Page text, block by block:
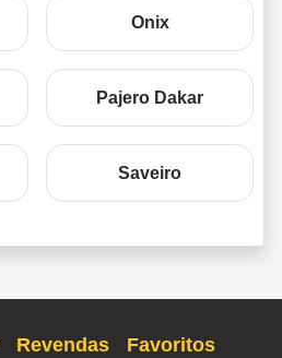
Onix
Pajero Dakar
Saveiro
Revendas
Favoritos